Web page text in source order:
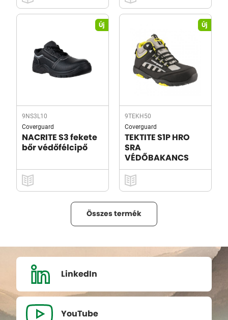
Új
9NS3L10
Coverguard
NACRITE S3 fekete
bőr védőfélcipő
Új
9TEKH50
Coverguard
TEKTITE S1P HRO
SRA
VÉDŐBAKANCS
Összes termék
LinkedIn
YouTube